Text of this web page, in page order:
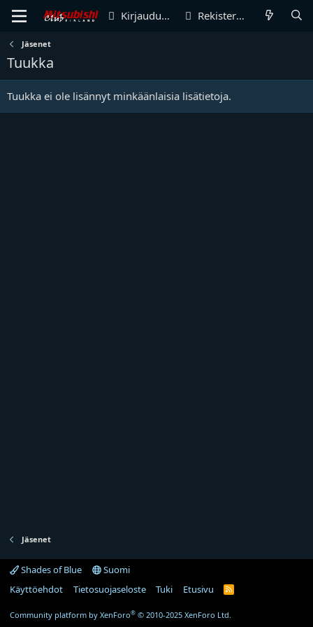
Kirjaudu sisään Rekisteröidy
Jäsenet
Tuukka
Tuukka ei ole lisännyt minkäänlaisia lisätietoja.
Jäsenet
Shades of Blue
Suomi
Käyttöehdot
Tietosuojaseloste Tuki Etusivu
R
Community platform by XenForo® © 2010-2025 XenForo Ltd.